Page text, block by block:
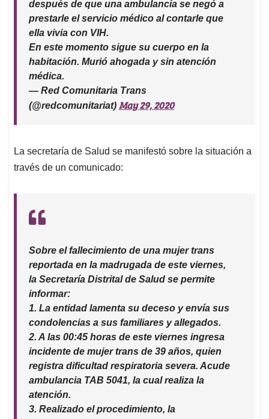
después de que una ambulancia se negó a
prestarle el servicio médico al contarle que
ella vivia con VIH.
En este momento sigue su cuerpo en la
habitación. Murió ahogada y sin atención
médica.
— Red Comunitaria Trans
(@redcomunitariat) May 29, 2020
La secretaría de Salud se manifestó sobre la situación a
través de un comunicado:
Sobre el fallecimiento de una mujer trans
reportada en la madrugada de este viernes,
la Secretaría Distrital de Salud se permite
informar:
1. La entidad lamenta su deceso y envía sus
condolencias a sus familiares y allegados.
2. A las 00:45 horas de este viernes ingresa
incidente de mujer trans de 39 años, quien
registra dificultad respiratoria severa. Acude
ambulancia TAB 5041, la cual realiza la
atención.
3. Realizado el procedimiento, la